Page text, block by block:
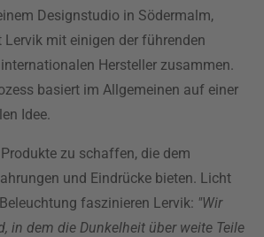
Designstudio in Södermalm,
mit einigen der führenden
Hersteller zusammen.
basiert im Allgemeinen auf einer
Idee.
zu schaffen, die dem
und Eindrücke bieten. Licht
faszinieren Lervik: "Wir
in dem die Dunkelheit über weite Teile